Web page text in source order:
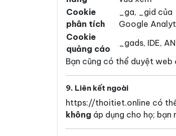
Cookie
phân tích
_ga, _gid của
Google
Cookie
quảng cáo
_gads, IDE,
Bạn cũng có thể duyệt web
9. Liên kết ngoài
https://thoitiet.online có
không áp dụng cho họ; bạn